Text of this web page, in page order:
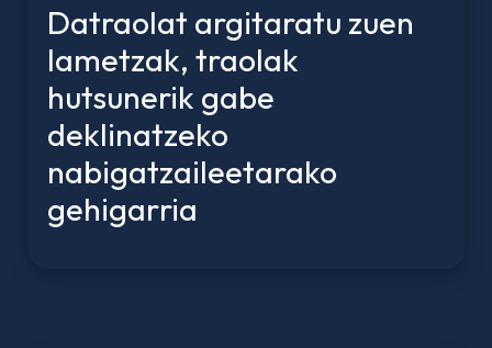
Datraolat argitaratu zuen
Iametzak, traolak
hutsunerik gabe
deklinatzeko
nabigatzaileetarako
gehigarria